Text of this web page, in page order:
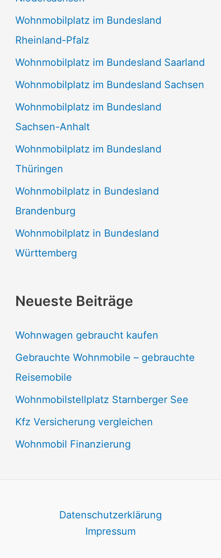
Wohnmobilplatz im Bundesland
Rheinland-Pfalz
Wohnmobilplatz im Bundesland Saarland
Wohnmobilplatz im Bundesland Sachsen
Wohnmobilplatz im Bundesland
Sachsen-Anhalt
Wohnmobilplatz im Bundesland
Thüringen
Wohnmobilplatz in Bundesland
Brandenburg
Wohnmobilplatz in Bundesland
Württemberg
Neueste Beiträge
Wohnwagen gebraucht kaufen
Gebrauchte Wohnmobile – gebrauchte
Reisemobile
Wohnmobilstellplatz Starnberger See
Kfz Versicherung vergleichen
Wohnmobil Finanzierung
Datenschutzerklärung
Impressum